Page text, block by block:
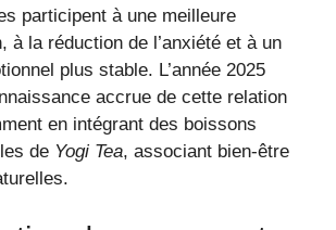
participent à une meilleure
à la réduction de l’anxiété et à un
plus stable. L’année 2025
accrue de cette relation
en intégrant des boissons
de Yogi Tea, associant bien-être